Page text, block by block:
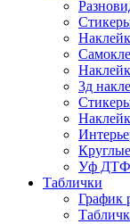
3д
Уф ДТФ
Таблички
График